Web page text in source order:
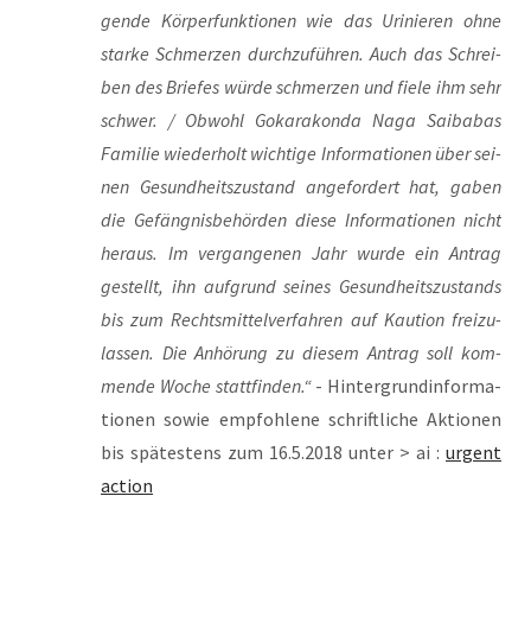
gen­de Kör­per­funk­tio­nen wie das Uri­nie­ren ohne
star­ke Schmer­zen durch­zu­füh­ren. Auch das Schrei­
ben des Brie­fes wür­de schmer­zen und fie­le ihm sehr
schwer. / Obwohl Goka­ra­kon­da Naga Saiba­b­as
Fami­lie wie­der­holt wich­ti­ge Infor­ma­tio­nen über sei­
nen Gesund­heits­zu­stand ange­for­dert hat, gaben
die Gefäng­nis­be­hör­den die­se Infor­ma­tio­nen nicht
her­aus. Im ver­gan­ge­nen Jahr wur­de ein Antrag
gestellt, ihn auf­grund sei­nes Gesund­heits­zu­stands
bis zum Rechts­mit­tel­ver­fah­ren auf Kau­ti­on frei­zu­
las­sen. Die Anhö­rung zu die­sem Antrag soll kom­
men­de Woche statt­fin­den.“ - Hin­ter­grund­in­for­ma­
tio­nen sowie emp­foh­le­ne schrift­li­che Aktio­nen
bis spä­tes­tens zum 16.5.2018 unter > ai : urgent
action